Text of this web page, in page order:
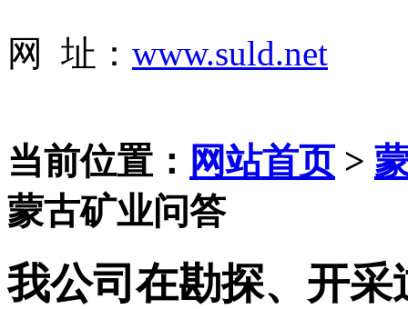
网 址： www.suld.net
当前位置： 网站首页>
蒙古矿业问答
我公司在勘探、开